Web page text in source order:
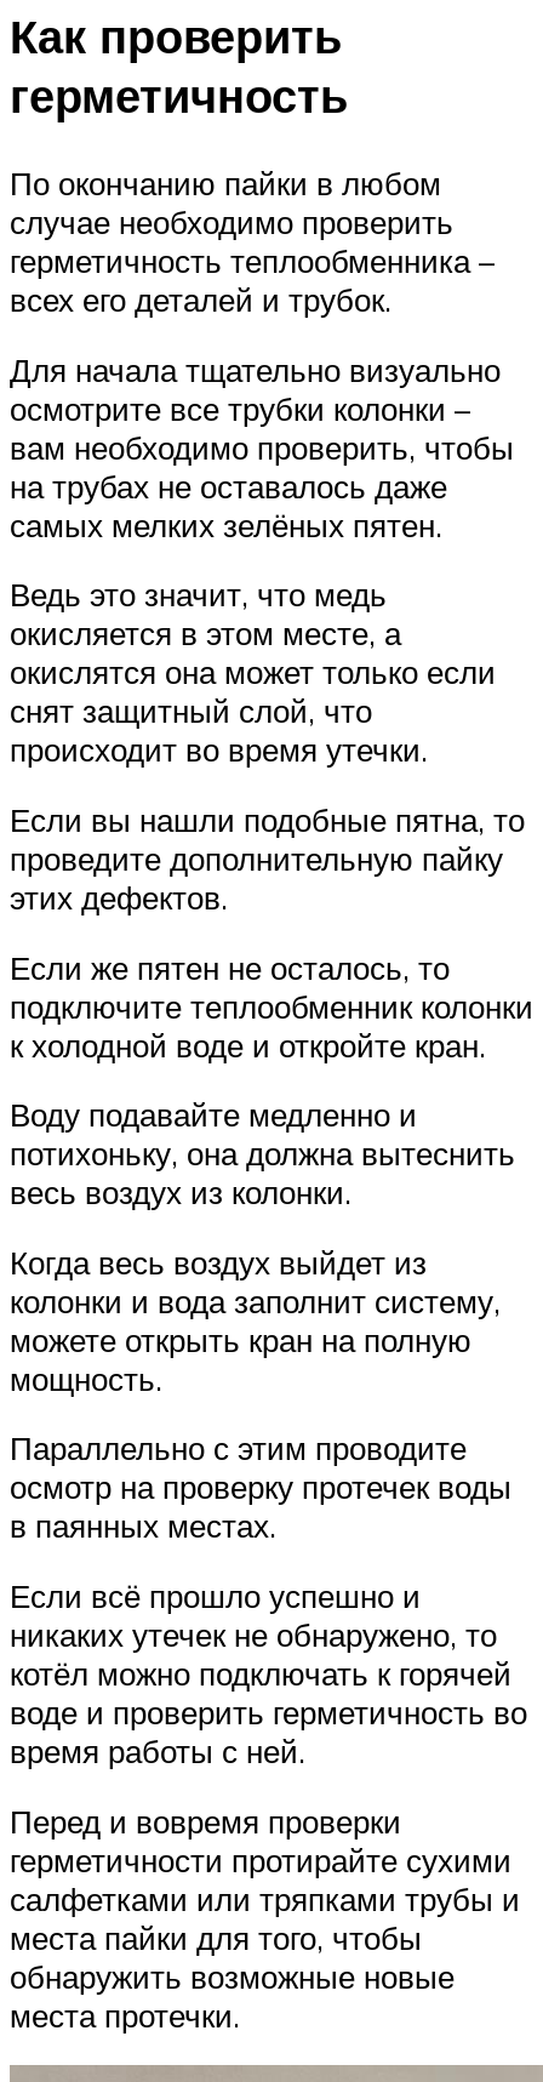
Как проверить
герметичность
По окончанию пайки в любом
случае необходимо проверить
герметичность теплообменника –
всех его деталей и трубок.
Для начала тщательно визуально
осмотрите все трубки колонки –
вам необходимо проверить, чтобы
на трубах не оставалось даже
самых мелких зелёных пятен.
Ведь это значит, что медь
окисляется в этом месте, а
окислятся она может только если
снят защитный слой, что
происходит во время утечки.
Если вы нашли подобные пятна, то
проведите дополнительную пайку
этих дефектов.
Если же пятен не осталось, то
подключите теплообменник колонки
к холодной воде и откройте кран.
Воду подавайте медленно и
потихоньку, она должна вытеснить
весь воздух из колонки.
Когда весь воздух выйдет из
колонки и вода заполнит систему,
можете открыть кран на полную
мощность.
Параллельно с этим проводите
осмотр на проверку протечек воды
в паянных местах.
Если всё прошло успешно и
никаких утечек не обнаружено, то
котёл можно подключать к горячей
воде и проверить герметичность во
время работы с ней.
Перед и вовремя проверки
герметичности протирайте сухими
салфетками или тряпками трубы и
места пайки для того, чтобы
обнаружить возможные новые
места протечки.